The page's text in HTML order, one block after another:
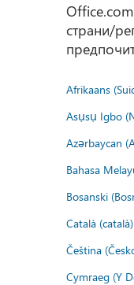
страни/
Afrikaans
Asụsụ Igbo
Azərbaycan
Bahasa
Bosanski
Català (català)
Čeština
Cymraeg (Y